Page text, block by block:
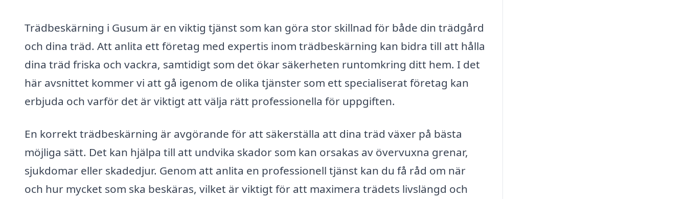
Trädbeskärning i Gusum är en viktig tjänst som kan göra stor skillnad för både din trädgård
och dina träd. Att anlita ett företag med expertis inom trädbeskärning kan bidra till att hålla
dina träd friska och vackra, samtidigt som det ökar säkerheten runtomkring ditt hem. I det
här avsnittet kommer vi att gå igenom de olika tjänster som ett specialiserat företag kan
erbjuda och varför det är viktigt att välja rätt professionella för uppgiften.
En korrekt trädbeskärning är avgörande för att säkerställa att dina träd växer på bästa
möjliga sätt. Det kan hjälpa till att undvika skador som kan orsakas av övervuxna grenar,
sjukdomar eller skadedjur. Genom att anlita en professionell tjänst kan du få råd om när
och hur mycket som ska beskäras, vilket är viktigt för att maximera trädets livslängd och